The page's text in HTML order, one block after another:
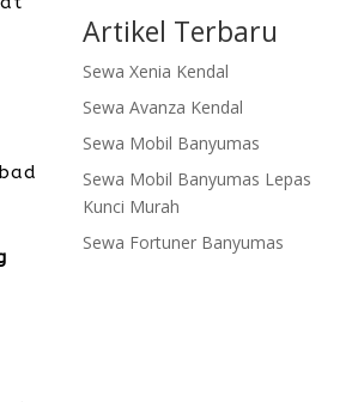
Artikel Terbaru
Sewa Xenia Kendal
Sewa Avanza Kendal
Sewa Mobil Banyumas
Sewa Mobil Banyumas Lepas
Kunci Murah
Sewa Fortuner Banyumas